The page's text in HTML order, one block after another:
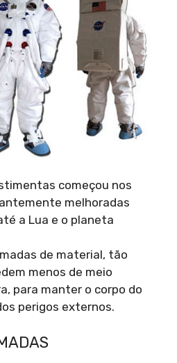
começou nos
melhoradas
a Lua e o planeta
de material, tão
menos de meio
para manter o corpo do
perigos externos.